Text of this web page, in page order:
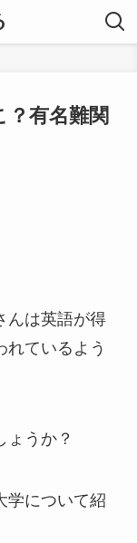
有名難関
んは英語が得
れているよう
ょうか？
学について紹